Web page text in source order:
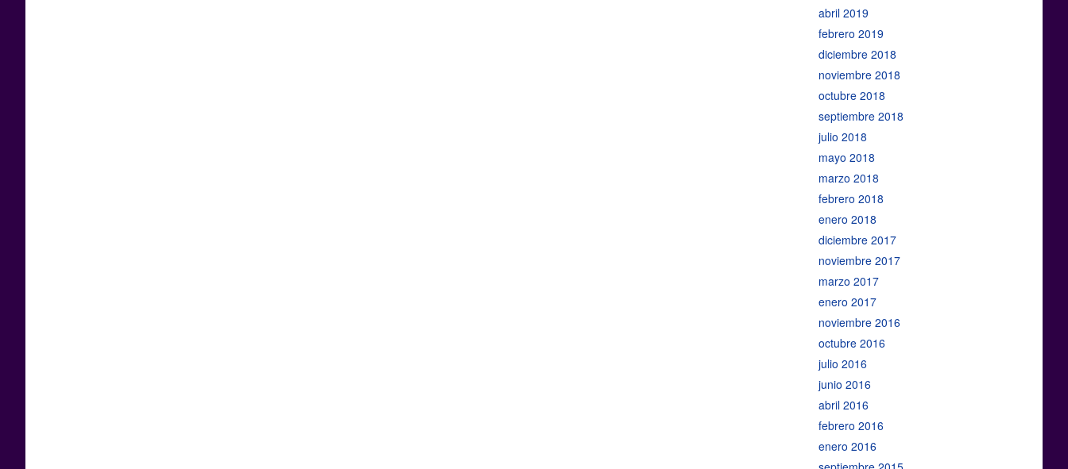
abril 2019
febrero 2019
diciembre 2018
noviembre 2018
octubre 2018
septiembre 2018
julio 2018
mayo 2018
marzo 2018
febrero 2018
enero 2018
diciembre 2017
noviembre 2017
marzo 2017
enero 2017
noviembre 2016
octubre 2016
julio 2016
junio 2016
abril 2016
febrero 2016
enero 2016